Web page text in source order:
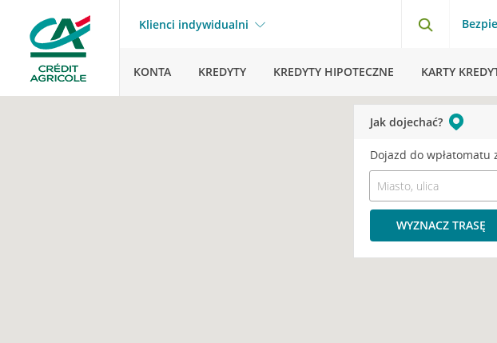
Klienci indywidualni
KONTA KREDYTY KREDYTY HIPOTECZNE KARTY
Jak dojechać?
Dojazd do wpłatomatu
WYZNACZ TRASĘ